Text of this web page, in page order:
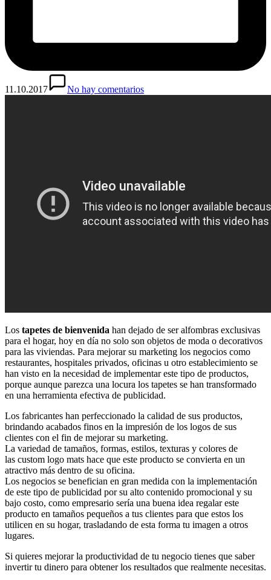
11.10.2017 No hay comentarios
Los tapetes de bienvenida han dejado de ser alfombras exclusivas
para el hogar, hoy en día no solo son objetos de moda o decorativos
para las viviendas. Para mejorar su marketing los negocios como
restaurantes, hospitales privados, oficinas u otro establecimiento se
han visto en la necesidad de implementar este tipo de productos,
porque aunque parezca una locura los tapetes se han transformado
en una herramienta efectiva de publicidad.
Los fabricantes han perfeccionado la calidad de sus productos,
brindando acabados finos en la impresión de los logos de sus
clientes con el fin de mejorar su marketing.
La variedad de tamaños, formas, estilos, texturas y colores de
las custom logo mats hace que este producto se convierta en un
atractivo más dentro de su oficina.
Los negocios se benefician en gran medida con la implementación
de este tipo de publicidad por su alto contenido promocional y su
bajo costo, como empresario sería una buena idea regalar este
producto en tamaños pequeños a tus clientes para que estos los
utilicen en su hogar, trasladando de esta forma tu imagen a otros
lugares.
Si quieres mejorar la productividad de tu negocio tienes que saber
invertir tu dinero para obtener los resultados que realmente necesitas.